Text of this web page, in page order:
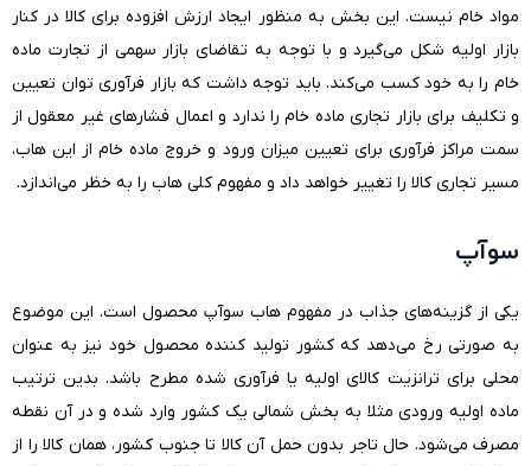
مواد خام نیست. این بخش به منظور ایجاد ارزش افزوده برای کالا در کنار
بازار اولیه شکل می‌گیرد و با توجه به تقاضای بازار سهمی از تجارت ماده
خام را به خود کسب می‌کند. باید توجه داشت که بازار فرآوری توان تعیین
و تکلیف برای بازار تجاری ماده خام را ندارد و اعمال فشارهای غیر معقول از
سمت مراکز فرآوری برای تعیین میزان ورود و خروج ماده خام از این هاب،
مسیر تجاری کالا را تغییر خواهد داد و مفهوم کلی هاب را به خظر می‌اندازد.
سوآپ
یکی از گزینه‌های جذاب در مفهوم هاب سوآپ محصول است. این موضوع
به صورتی رخ می‌دهد که کشور تولید کننده محصول خود نیز به عنوان
محلی برای ترانزیت کالای اولیه یا فرآوری شده مطرح باشد. بدین ترتیب
ماده اولیه ورودی مثلا به بخش شمالی یک کشور وارد شده و در آن نقطه
مصرف می‌شود. حال تاجر بدون حمل آن کالا تا جنوب کشور، همان کالا را از